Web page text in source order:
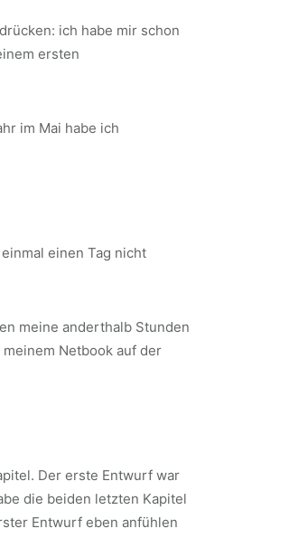
ich habe mir schon
ersten
im Mai habe ich
einen Tag nicht
meine anderthalb Stunden
Netbook auf der
Der erste Entwurf war
die beiden letzten Kapitel
Entwurf eben anfühlen